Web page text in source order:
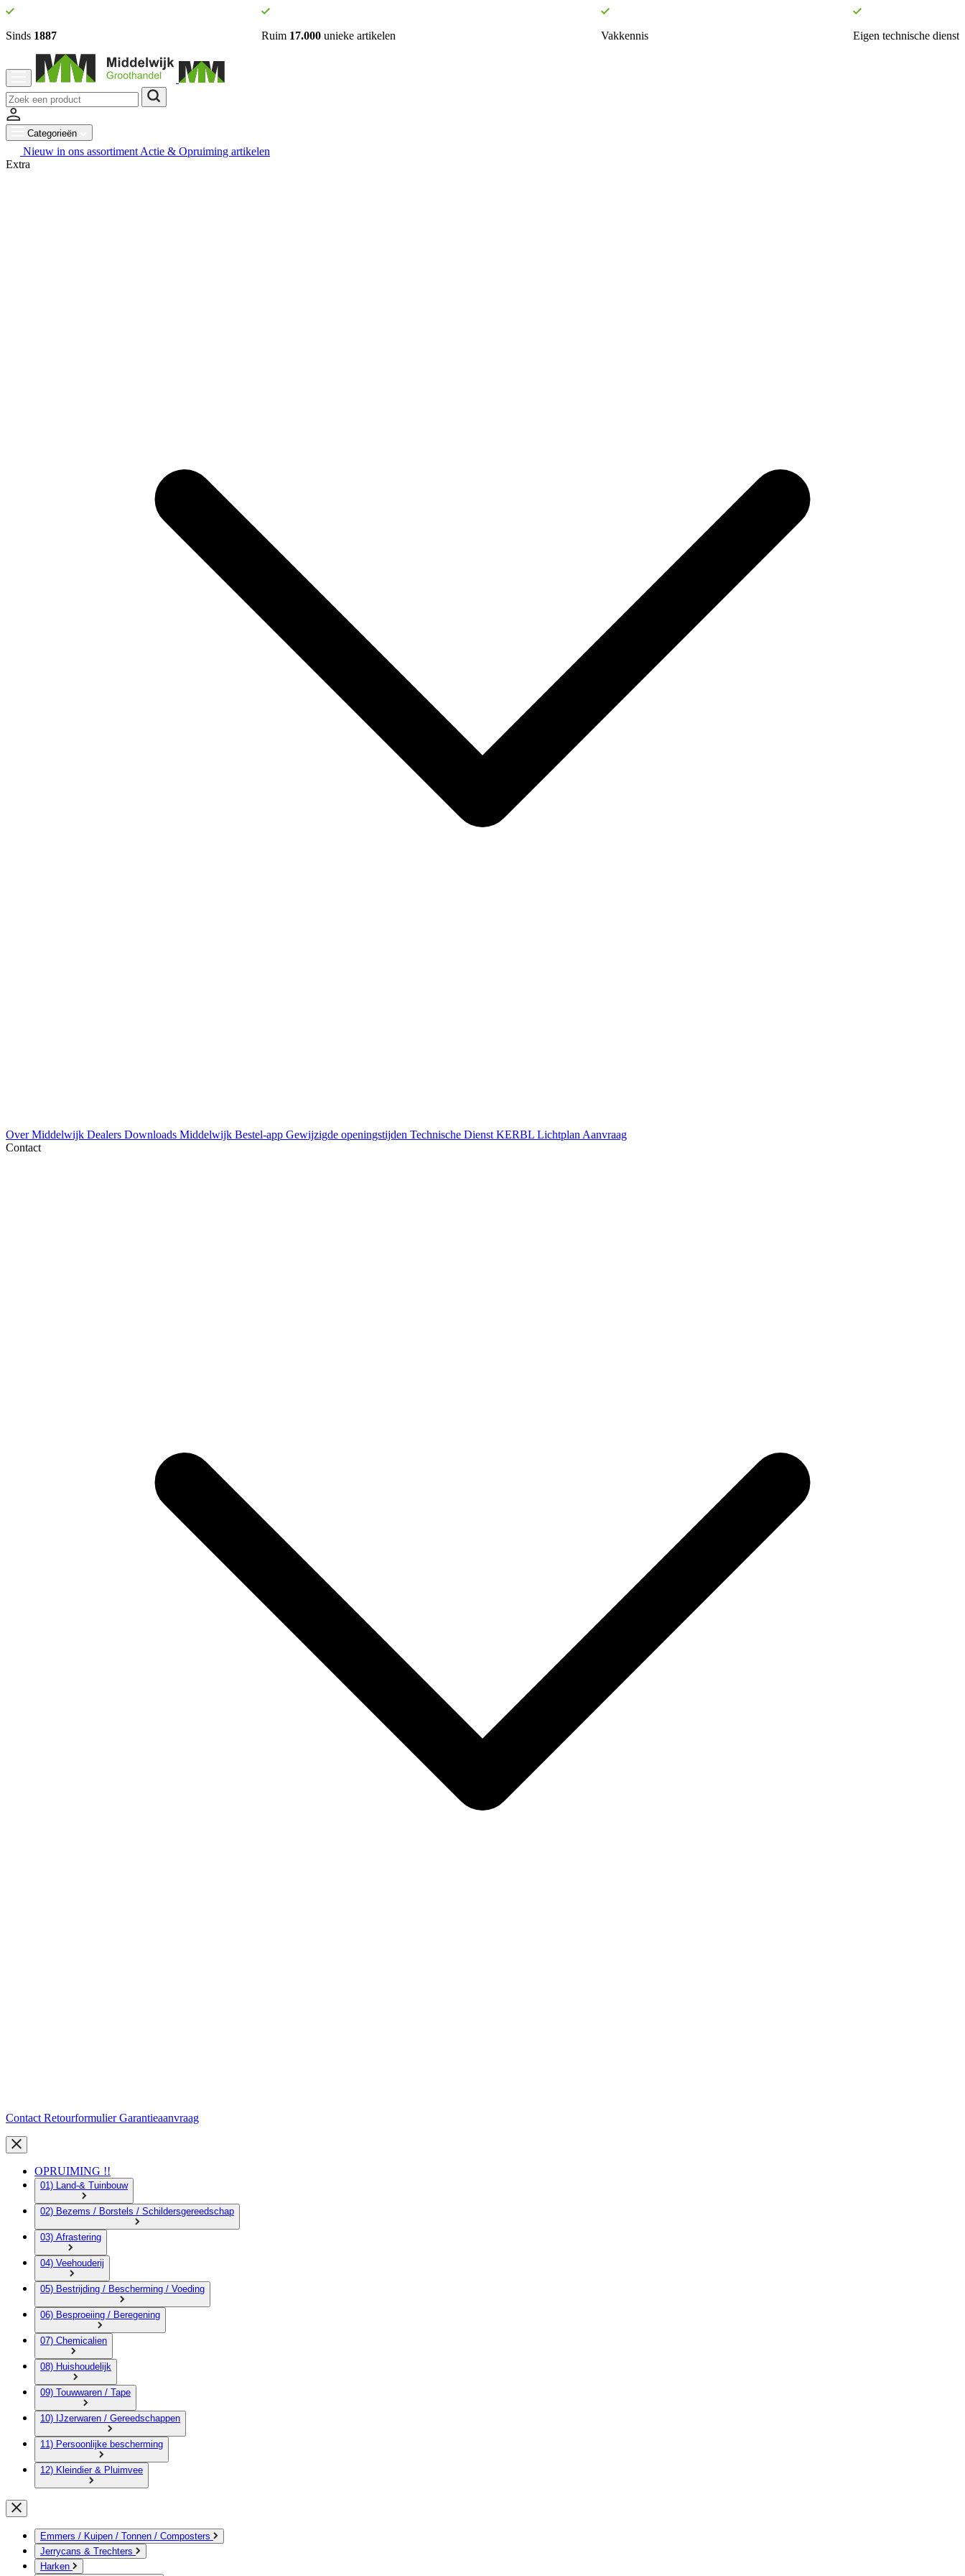
Sinds 1887 Ruim 17.000 unieke artikelen Vakkennis Eigen technische dienst
Categorieën
Nieuw in ons assortiment Actie & Opruiming artikelen
Extra
Over Middelwijk Dealers Downloads Middelwijk Bestel-app Gewijzigde openingstijden Technische Dienst KERBL Lichtplan Aanvraag
Contact
Contact RetourformulierGarantieaanvraag
OPRUIMING !!
01) Land-& Tuinbouw
02) Bezems / Borstels / Schildersgereedschap
03) Afrastering
04) Veehouderij
05) Bestrijding / Bescherming / Voeding
06) Besproeiing / Beregening
07) Chemicalien
08) Huishoudelijk
09) Touwwaren / Tape
10) IJzerwaren / Gereedschappen
11) Persoonlijke bescherming
12) Kleindier & Pluimvee
Emmers / Kuipen / Tonnen / Composters
Jerrycans & Trechters
Harken